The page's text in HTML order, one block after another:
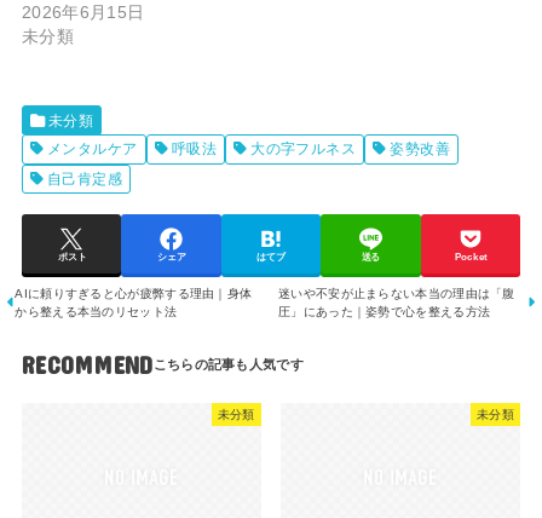
2026年6月15日
未分類
未分類
メンタルケア
呼吸法 大の字フルネス
姿勢改善
自己肯定感
ポスト シェア はてブ 送る Pocket
AIに頼りすぎると心が疲弊する理由｜身体
から整える本当のリセット法
迷いや不安が止まらない本当の理由は「腹
圧」にあった｜姿勢で心を整える方法
RECOMMEND
未分類 未分類